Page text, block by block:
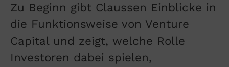
Zu Beginn gibt Claussen Einblicke in
die Funktionsweise von Venture
Capital und zeigt, welche Rolle
Investoren dabei spielen,